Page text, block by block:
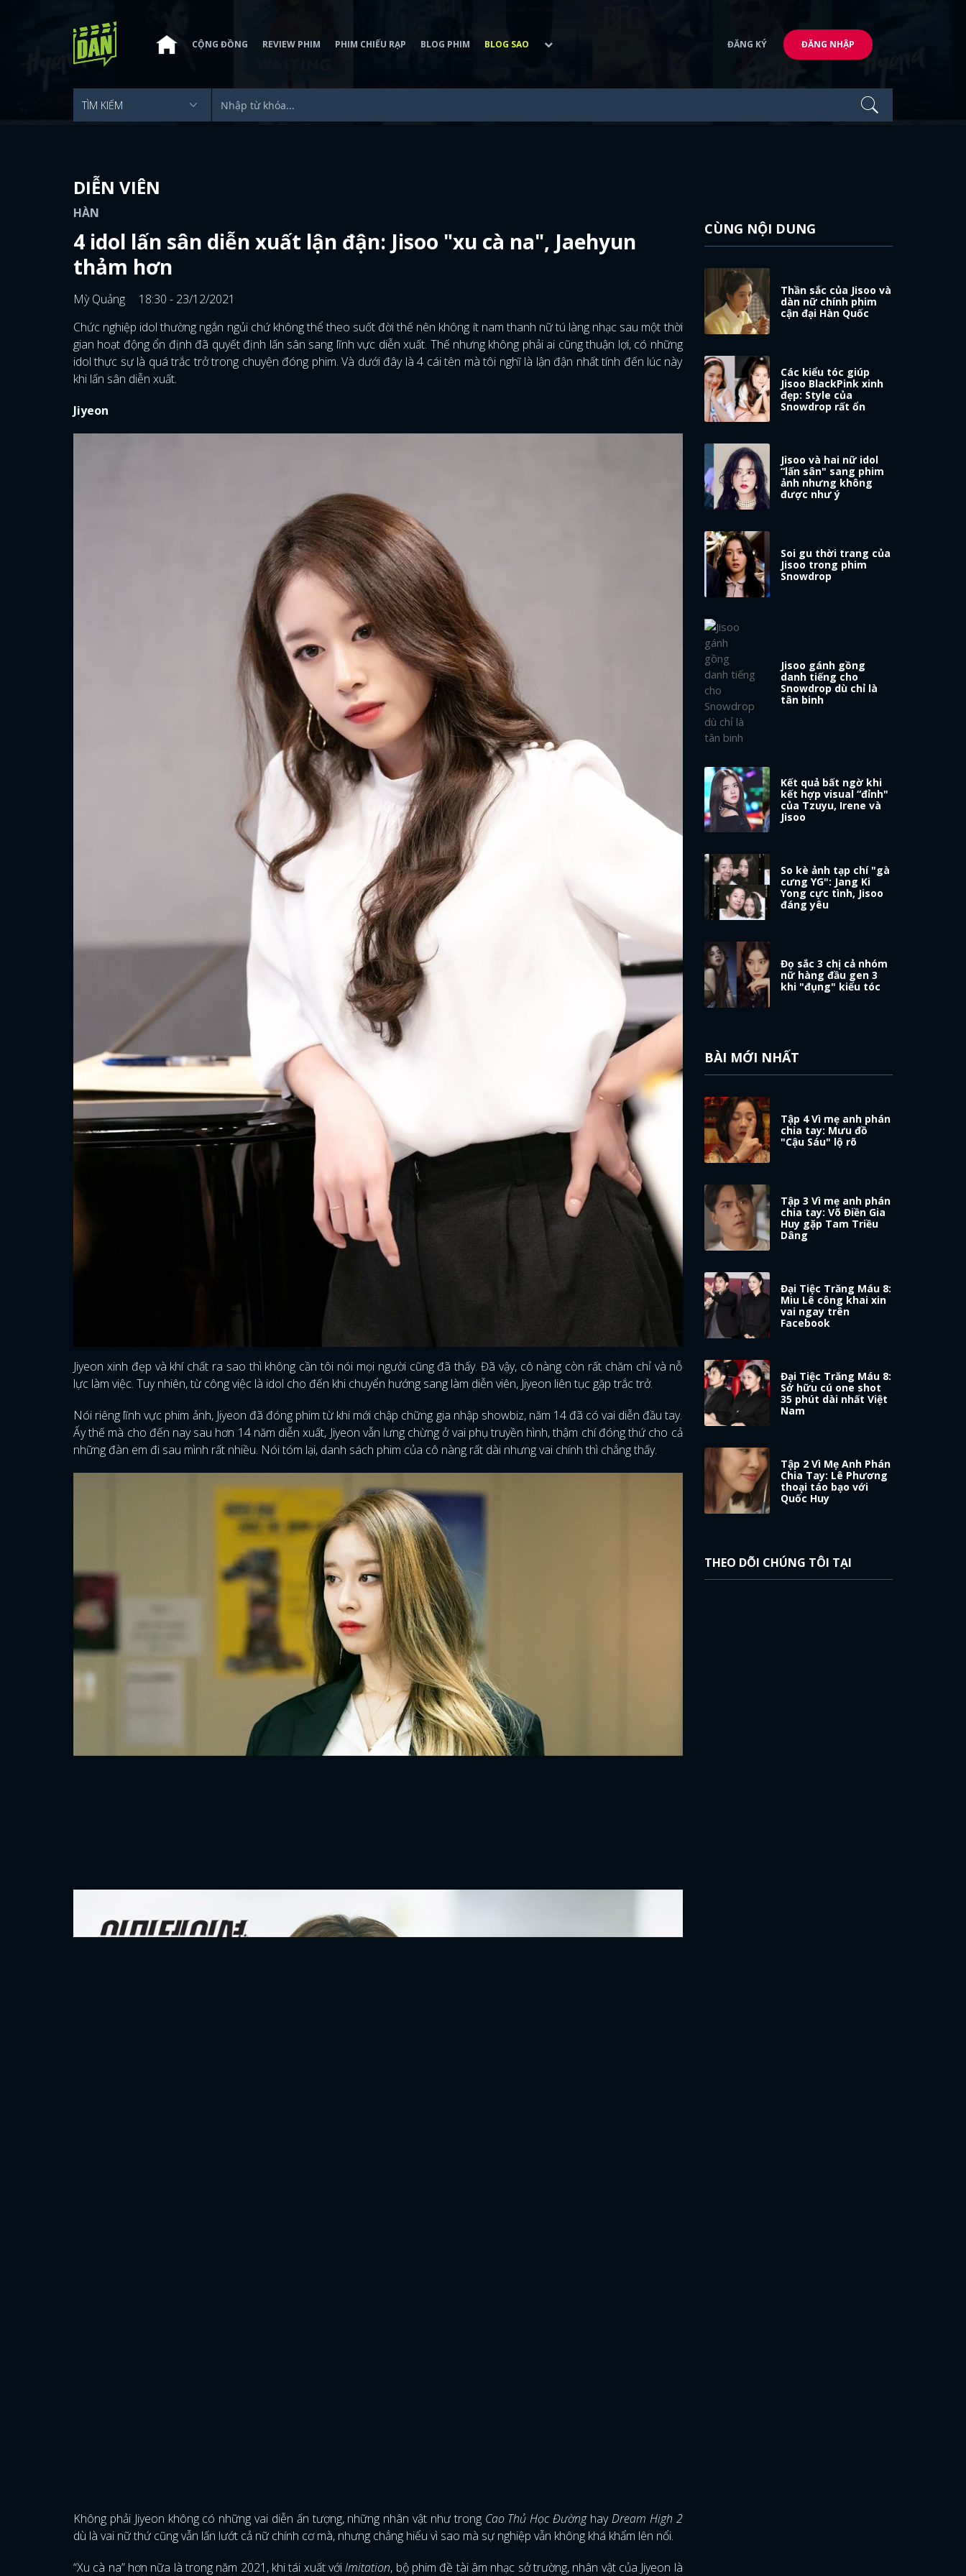
ĐĂNG NHẬP
FACEBOOK
CỘNG ĐỒNG REVIEW PHIM PHIM CHIẾU RẠP BLOG PHIM BLOG SAO ĐĂNG KÝ ĐĂNG NHẬP
DIỄN VIÊN
HÀN
4 idol lấn sân diễn xuất lận đận: Jisoo "xu cà na", Jaehyun
thảm hơn
Mỳ Quảng
18:30 - 23/12/2021
Chức nghiệp idol thường ngắn ngủi chứ không thể theo suốt đời thế nên không ít nam thanh nữ tú làng nhạc sau một thời
gian hoạt động ổn định đã quyết định lấn sân sang lĩnh vực diễn xuất. Thế nhưng không phải ai cũng thuận lợi, có những
idol thực sự là quá trắc trở trong chuyện đóng phim. Và dưới đây là 4 cái tên mà tôi nghĩ là lận đận nhất tính đến lúc này
khi lấn sân diễn xuất.
Jiyeon
Jiyeon xinh đẹp và khí chất ra sao thì không cần tôi nói mọi người cũng đã thấy. Đã vậy, cô nàng còn rất chăm chỉ và nỗ
lực làm việc. Tuy nhiên, từ công việc là idol cho đến khi chuyển hướng sang làm diễn viên, Jiyeon liên tục gặp trắc trở.
Nói riêng lĩnh vực phim ảnh, Jiyeon đã đóng phim từ khi mới chập chững gia nhập showbiz, năm 14 đã có vai diễn đầu tay.
Ấy thế mà cho đến nay sau hơn 14 năm diễn xuất, Jiyeon vẫn lưng chừng ở vai phụ truyền hình, thậm chí đóng thứ cho cả
những đàn em đi sau mình rất nhiều. Nói tóm lại, danh sách phim của cô nàng rất dài nhưng vai chính thì chẳng thấy.
Không phải Jiyeon không có những vai diễn ấn tượng, những nhân vật như trong Cao Thủ Học ĐườnghayDream High 2
dù là vai nữ thứ cũng vẫn lấn lướt cả nữ chính cơ mà, nhưng chẳng hiểu vì sao mà sự nghiệp vẫn không khá khẩm lên nổi.
“Xu cà na” hơn nữa là trong năm 2021, khi tái xuất vớiImitation, bộ phim đề tài âm nhạc sở trường, nhân vật của Jiyeon là
CÙNG NỘI DUNG
Thần sắc của Jisoo và
dàn nữ chính phim
cận đại Hàn Quốc
Các kiểu tóc giúp
Jisoo BlackPink xinh
đẹp: Style của
Snowdrop rất ổn
Jisoo và hai nữ idol
“lấn sân" sang phim
ảnh nhưng không
được như ý
Soi gu thời trang của
Jisoo trong phim
Snowdrop
Jisoo gánh gồng
danh tiếng cho
Snowdrop dù chỉ là
tân binh
Kết quả bất ngờ khi
kết hợp visual “đỉnh"
của Tzuyu, Irene và
Jisoo
So kè ảnh tạp chí "gà
cưng YG": Jang Ki
Yong cực tình, Jisoo
đáng yêu
Đọ sắc 3 chị cả nhóm
nữ hàng đầu gen 3
khi "đụng" kiểu tóc
BÀI MỚI NHẤT
Tập 4 Vì mẹ anh phán
chia tay: Mưu đồ
"Cậu Sáu" lộ rõ
Tập 3 Vì mẹ anh phán
chia tay: Võ Điền Gia
Huy gặp Tam Triều
Dâng
Đại Tiệc Trăng Máu 8:
Miu Lê công khai xin
vai ngay trên
Facebook
Đại Tiệc Trăng Máu 8:
Sở hữu cú one shot
35 phút dài nhất Việt
Nam
Tập 2 Vì Mẹ Anh Phán
Chia Tay: Lê Phương
thoại táo bạo với
Quốc Huy
THEO DÕI CHÚNG TÔI TẠI